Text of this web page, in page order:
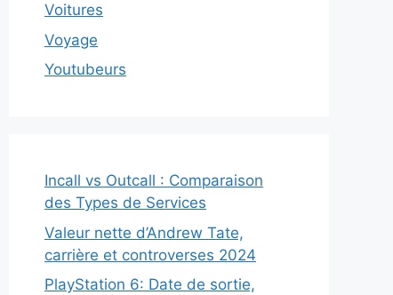
Voitures
Voyage
Youtubeurs
Incall vs Outcall : Comparaison
des Types de Services
Valeur nette d’Andrew Tate,
carrière et controverses 2024
PlayStation 6: Date de sortie,